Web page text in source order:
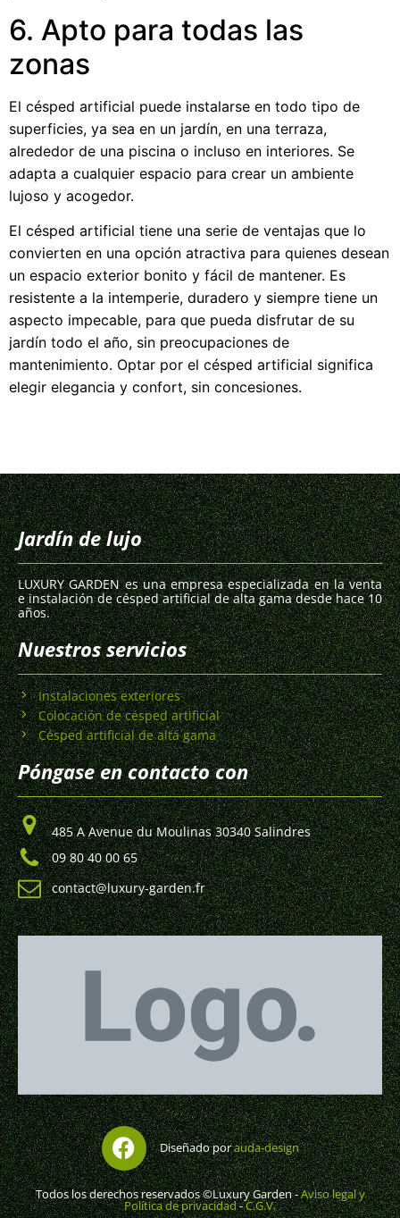
6. Apto para todas las
zonas
El césped artificial puede instalarse en todo tipo de
superficies, ya sea en un jardín, en una terraza,
alrededor de una piscina o incluso en interiores. Se
adapta a cualquier espacio para crear un ambiente
lujoso y acogedor.
El césped artificial tiene una serie de ventajas que lo
convierten en una opción atractiva para quienes desean
un espacio exterior bonito y fácil de mantener. Es
resistente a la intemperie, duradero y siempre tiene un
aspecto impecable, para que pueda disfrutar de su
jardín todo el año, sin preocupaciones de
mantenimiento. Optar por el césped artificial significa
elegir elegancia y confort, sin concesiones.
Jardín de lujo
LUXURY GARDEN es una empresa especializada en la venta
e instalación de césped artificial de alta gama desde hace 10
años.
Nuestros servicios
Instalaciones exteriores
Colocación de césped artificial
Césped artificial de alta gama
Póngase en contacto con
485 A Avenue du Moulinas 30340 Salindres
09 80 40 00 65
contact@luxury-garden.fr
Diseñado porauda-design
Todos los derechos reservados ©Luxury Garden -Aviso legal y
Política de privacidad-C.G.V.